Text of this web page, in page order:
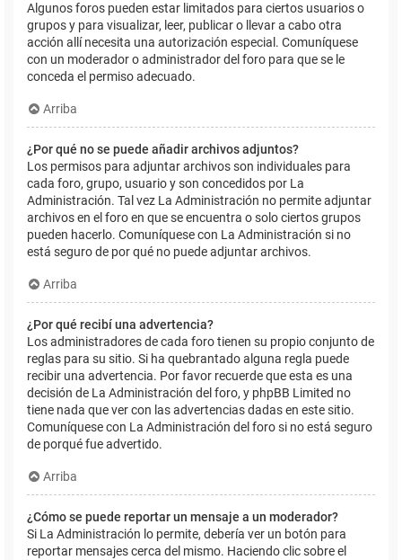
Algunos foros pueden estar limitados para ciertos usuarios o
grupos y para visualizar, leer, publicar o llevar a cabo otra
acción allí necesita una autorización especial. Comuníquese
con un moderador o administrador del foro para que se le
conceda el permiso adecuado.
Arriba
¿Por qué no se puede añadir archivos adjuntos?
Los permisos para adjuntar archivos son individuales para
cada foro, grupo, usuario y son concedidos por La
Administración. Tal vez La Administración no permite adjuntar
archivos en el foro en que se encuentra o solo ciertos grupos
pueden hacerlo. Comuníquese con La Administración si no
está seguro de por qué no puede adjuntar archivos.
Arriba
¿Por qué recibí una advertencia?
Los administradores de cada foro tienen su propio conjunto de
reglas para su sitio. Si ha quebrantado alguna regla puede
recibir una advertencia. Por favor recuerde que esta es una
decisión de La Administración del foro, y phpBB Limited no
tiene nada que ver con las advertencias dadas en este sitio.
Comuníquese con La Administración del foro si no está seguro
de porqué fue advertido.
Arriba
¿Cómo se puede reportar un mensaje a un moderador?
Si La Administración lo permite, debería ver un botón para
reportar mensajes cerca del mismo. Haciendo clic sobre el